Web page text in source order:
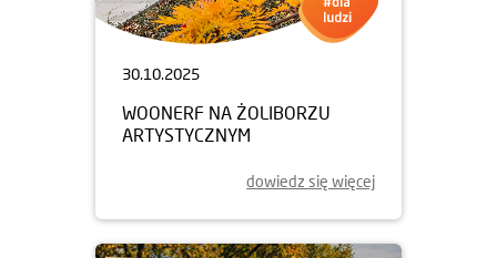
30.10.2025
WOONERF NA ŻOLIBORZU
ARTYSTYCZNYM
dowiedz się więcej